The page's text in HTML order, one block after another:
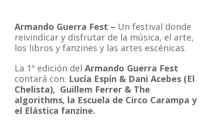
Armando Guerra Fest – Un festival donde
reivindicar y disfrutar de la música, el arte,
los libros y fanzines y las artes escénicas.
La 1º edición del Armando Guerra Fest
contará con: Lucía Espín & Dani Acebes (El
Chelista), Guillem Ferrer & The
algorithms, la Escuela de Circo Carampa y
el Elástica fanzine.